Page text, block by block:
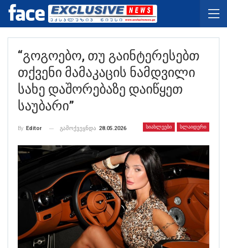
“გოგოებო, Თუ Გაინტერესებთ
Თქვენი Მამაკაცის Ნამდვილი
Სახე Დაშორებაზე Დაიწყეთ
Საუბარი”
ᲡᲘᲐᲮᲚᲔᲔᲑᲘ ᲡᲚᲐᲘᲓᲔᲠᲘ
By Editor გამოქვეყნდა 28.05.2026